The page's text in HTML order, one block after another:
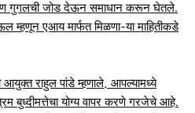
गुगलची जोड देऊन समाधान करून घेतले.
एआय मार्फत मिळणा-या माहितीकडे
आयुक्त राहुल पांडे म्हणाले, आपल्यामध्ये
बुध्दीमत्तेचा योग्य वापर करणे गरजेचे आहे.